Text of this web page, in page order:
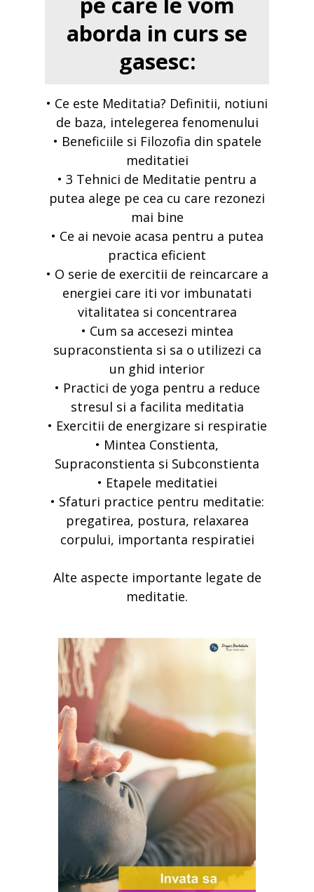
aborda in curs se
gasesc:
• Ce este Meditatia? Definitii, notiuni
de baza, intelegerea fenomenului
• Beneficiile si Filozofia din spatele
meditatiei
• 3 Tehnici de Meditatie pentru a
putea alege pe cea cu care rezonezi
mai bine
• Ce ai nevoie acasa pentru a putea
practica eficient
• O serie de exercitii de reincarcare a
energiei care iti vor imbunatati
vitalitatea si concentrarea
• Cum sa accesezi mintea
supraconstienta si sa o utilizezi ca
un ghid interior
• Practici de yoga pentru a reduce
stresul si a facilita meditatia
• Exercitii de energizare si respiratie
• Mintea Constienta,
Supraconstienta si Subconstienta
• Etapele meditatiei
• Sfaturi practice pentru meditatie:
pregatirea, postura, relaxarea
corpului, importanta respiratiei
Alte aspecte importante legate de
meditatie.